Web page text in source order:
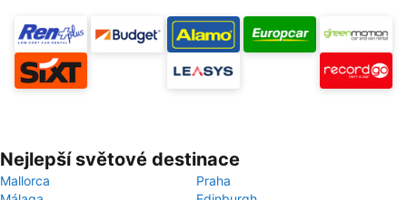
Nejlepší světové destinace
Mallorca
Praha